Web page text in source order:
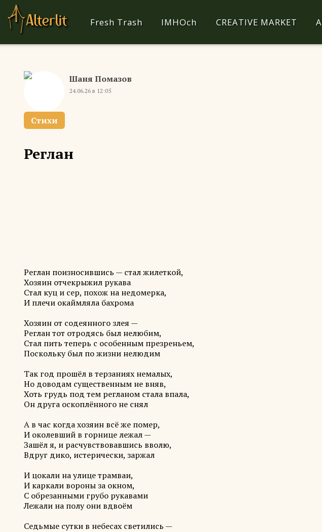
Fresh Trash IMHOch CREATIVE MARKET
Шаня Помазов
24.06.26 в 12:05
Стихи
Реглан
Реглан поизносившись — стал жилеткой,
Хозяин отчекрыжил рукава
Стал куц и сер, похож на недомерка,
И плечи окаймляла бахрома
Хозяин от содеянного злея —
Реглан тот отродясь был нелюбим,
Стал пить теперь с особенным презреньем,
Поскольку был по жизни нелюдим
Так год прошёл в терзаниях немалых,
Но доводам существенным не вняв,
Хоть грудь под тем регланом стала впала,
Он друга оскоплённого не снял
А в час когда хозяин всё же помер,
И околевший в горнице лежал —
Зашёл я, и расчувствовавшись вволю,
Вдруг дико, истерически, заржал
И цокали на улице трамваи,
И каркали вороны за окном,
С обрезанными грубо рукавами
Лежали на полу они вдвоём
Седьмые сутки в небесах светились —